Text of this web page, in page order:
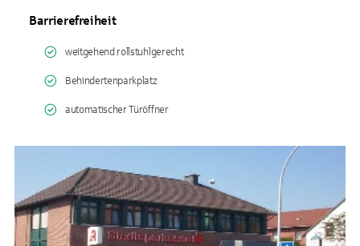
Barrierefreiheit
weitgehend rollstuhlgerecht
Behindertenparkplatz
automatischer Türöffner